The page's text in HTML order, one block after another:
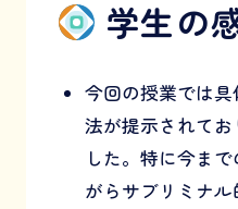
学生の
今回の授業では
法が提示されて
した。特に今ま
がらサブリミナ